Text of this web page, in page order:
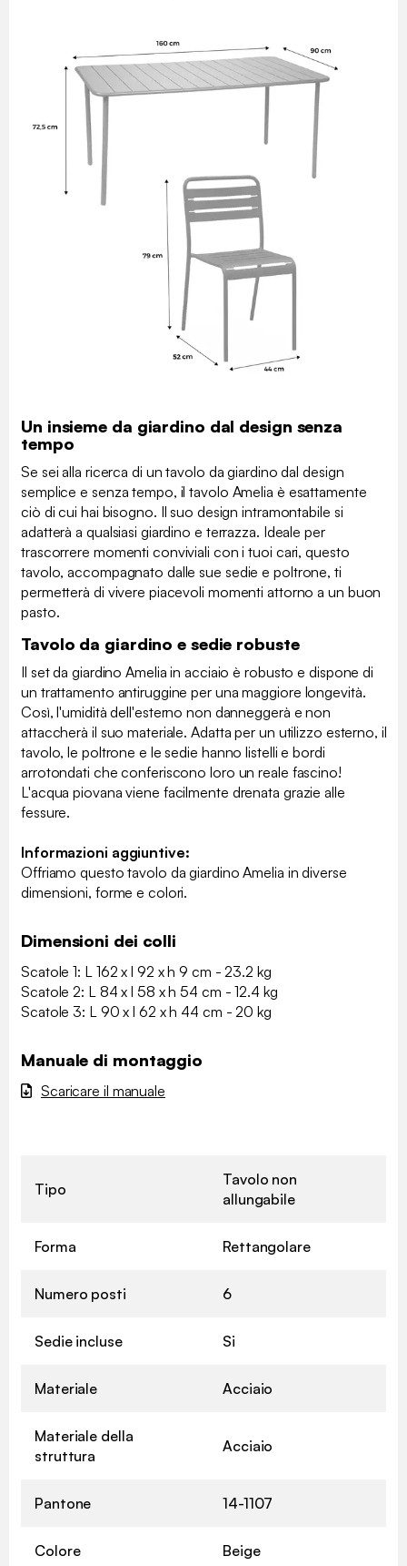
Un insieme da giardino dal design senza
tempo
Se sei alla ricerca di un tavolo da giardino dal design
semplice e senza tempo, il tavolo Amelia è esattamente
ciò di cui hai bisogno. Il suo design intramontabile si
adatterà a qualsiasi giardino e terrazza. Ideale per
trascorrere momenti conviviali con i tuoi cari, questo
tavolo, accompagnato dalle sue sedie e poltrone, ti
permetterà di vivere piacevoli momenti attorno a un buon
pasto.
Tavolo da giardino e sedie robuste
Il set da giardino Amelia in acciaio è robusto e dispone di
un trattamento antiruggine per una maggiore longevità.
Così, l'umidità dell'esterno non danneggerà e non
attaccherà il suo materiale. Adatta per un utilizzo esterno, il
tavolo, le poltrone e le sedie hanno listelli e bordi
arrotondati che conferiscono loro un reale fascino!
L'acqua piovana viene facilmente drenata grazie alle
fessure.
Informazioni aggiuntive:
Offriamo questo tavolo da giardino Amelia in diverse
dimensioni, forme e colori.
Dimensioni dei colli
Scatole 1: L 162 x l 92 x h 9 cm - 23.2 kg
Scatole 2: L 84 x l 58 x h 54 cm - 12.4 kg
Scatole 3: L 90 x l 62 x h 44 cm - 20 kg
Manuale di montaggio
Scaricare il manuale
Tipo
Tavolo non
allungabile
Forma Rettangolare
Numero posti 6
Sedie incluse Si
Materiale Acciaio
Materiale della
struttura
Acciaio
Pantone 14-1107
Colore Beige